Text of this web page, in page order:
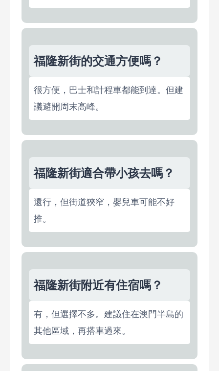
福隆新街的交通方便嗎？
很方便，巴士和計程車都能到達。但建
議避開周末高峰。
福隆新街適合帶小孩去嗎？
還行，但街道狹窄，嬰兒車可能不好
推。
福隆新街附近有住宿嗎？
有，但選擇不多。建議住在澳門半島的
其他區域，再搭車過來。